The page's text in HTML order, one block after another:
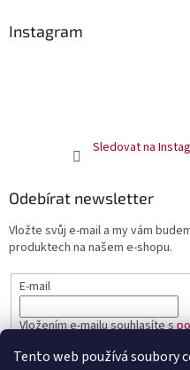
Tento web používá soubory
Instagram
Sledovat na
Odebírat newsletter
Vložte svůj e-mail a my vám
produktech na našem e-shopu.
E-mail
Vložením e-mailu souhlasíte s
PŘIHLÁSIT SE